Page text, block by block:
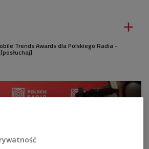

Trends Awards dla Polskiego Radia -